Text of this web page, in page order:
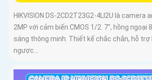
HIKVISION DS-2CD2T23G2-4LI2U là camera
2MP với cảm biến CMOS 1/2. 7", hồng ngoại
sáng thông minh. Thiết kế chắc chắn, hỗ trợ
ngược...